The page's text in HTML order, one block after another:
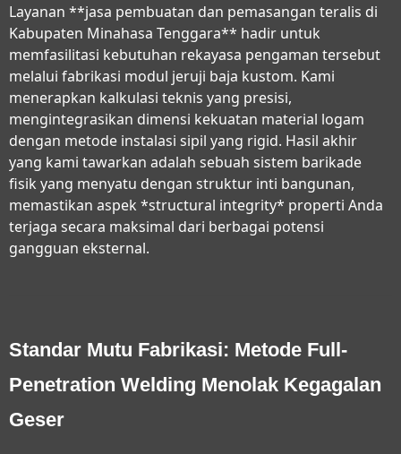
Layanan **jasa pembuatan dan pemasangan teralis di
Kabupaten Minahasa Tenggara** hadir untuk
memfasilitasi kebutuhan rekayasa pengaman tersebut
melalui fabrikasi modul jeruji baja kustom. Kami
menerapkan kalkulasi teknis yang presisi,
mengintegrasikan dimensi kekuatan material logam
dengan metode instalasi sipil yang rigid. Hasil akhir
yang kami tawarkan adalah sebuah sistem barikade
fisik yang menyatu dengan struktur inti bangunan,
memastikan aspek *structural integrity* properti Anda
terjaga secara maksimal dari berbagai potensi
gangguan eksternal.
Standar Mutu Fabrikasi: Metode Full-
Penetration Welding Menolak Kegagalan
Geser